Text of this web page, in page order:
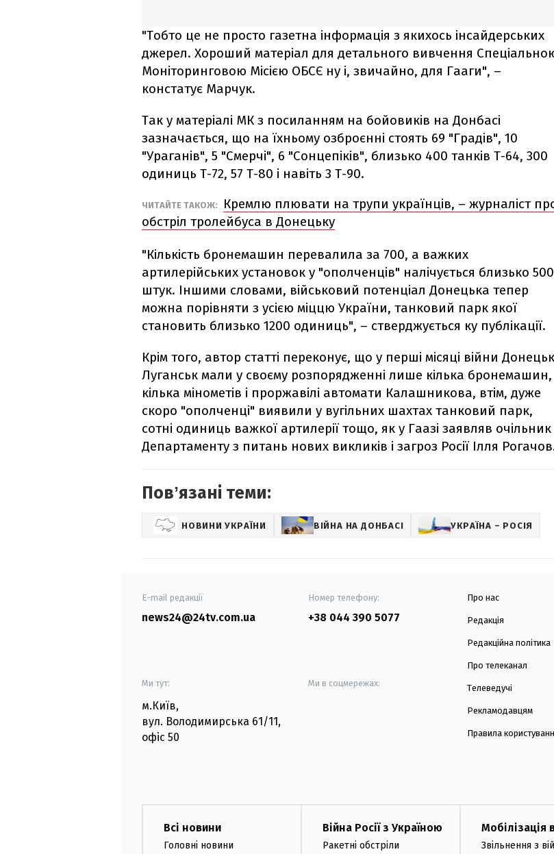
"Тобто це не просто газетна інформація з якихось інсайдерських
джерел. Хороший матеріал для детального вивчення
Моніторинговою Місією ОБСЄ ну і, звичайно, для Гааги", –
констатує Марчук.
Так у матеріалі МК з посиланням на бойовиків на Донбасі
зазначається, що на їхньому озброєнні стоять 69 "Градів", 10
"Ураганів", 5 "Смерчі", 6 "Сонцепіків", близько 400 танків Т-64, 300
одиниць Т-72, 57 Т-80 і навіть 3 Т-90.
ЧИТАЙТЕ ТАКОЖ:
Кремлю плювати на трупи українців, – журналіст
обстріл тролейбуса в Донецьку
"Кількість бронемашин перевалила за 700, а важких
артилерійських установок у "ополченців" налічується близько 500
штук. Іншими словами, військовий потенціал Донецька тепер
можна порівняти з усією міццю України, танковий парк якої
становить близько 1200 одиниць", – стверджується ку публікації.
Крім того, автор статті переконує, що у перші місяці війни Донецьк
Луганськ мали у своєму розпорядженні лише кілька бронемашин,
кілька мінометів і проржавілі автомати Калашникова, втім, дуже
скоро "ополченці" виявили у вугільних шахтах танковий парк,
сотні одиниць важкої артилерії тощо, як у Гаазі заявляв очільник
Департаменту з питань нових викликів і загроз Росії Ілля
Повʼязані теми:
НОВИНИ УКРАЇНИ ВІЙНА НА ДОНБАСІ УКРАЇНА – РОСІЯ
E-mail редакції
news24@24tv.com.ua
Номер телефону:
+38 044 390 5077
Ми тут:
м.Київ,
вул. Володимирська 61/11,
офіс 50
Ми в соцмережах:
Про нас
Редакція
Редакційна політика
Про телеканал
Телеведучі
Рекламодавцям
Правила
Всі новини
Головні новини
Війна Росії з Україною
Ракетні обстріли
Мобілізація
Звільнення з